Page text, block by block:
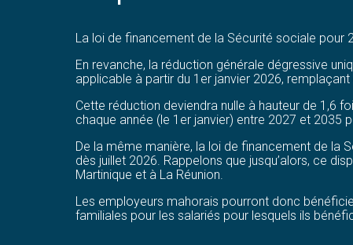
La loi de financement de la Sécurité sociale pour
En revanche, la réduction générale dégressive
applicable à partir du 1er janvier 2026,
Cette réduction deviendra nulle à hauteur de 1,6
chaque année (le 1er janvier) entre 2027 et 2035
De la même manière, la loi de financement de la
dès juillet 2026. Rappelons que jusqu’alors, ce
Martinique et à La Réunion.
Les employeurs mahorais pourront donc
familiales pour les salariés pour lesquels ils